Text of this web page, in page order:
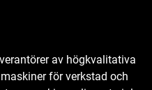
av högkvalitativa
för verkstad och